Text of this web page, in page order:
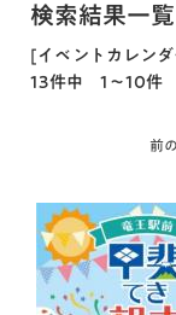
検索結果一覧
[イベントカレン
13件中 1～10件
前